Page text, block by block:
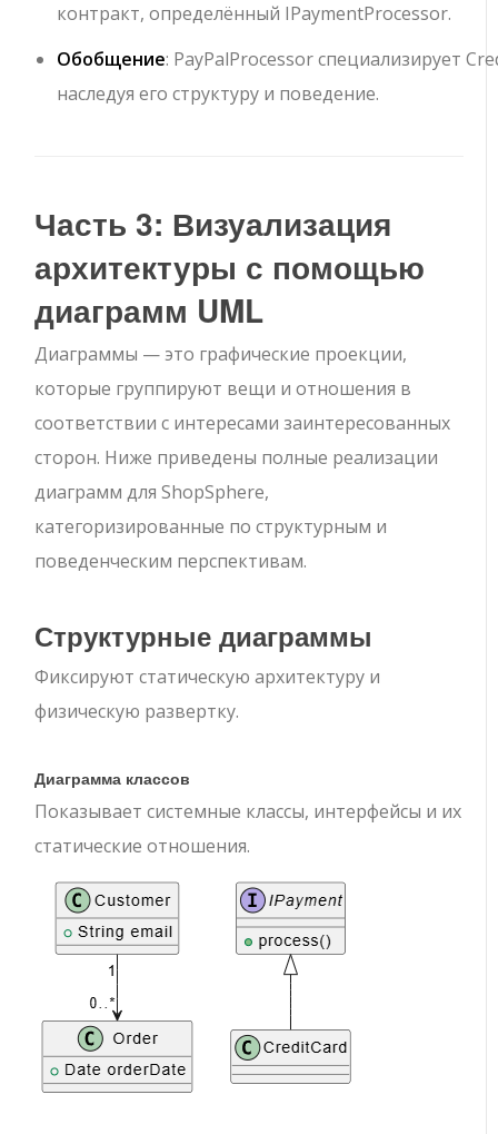
контракт, определённый IPaymentProcessor.
Обобщение: PayPalProcessorспециализирует
наследуя его структуру и поведение.
Часть 3: Визуализация
архитектуры с помощью
диаграмм UML
Диаграммы — это графические проекции,
которые группируют вещи и отношения в
соответствии с интересами заинтересованных
сторон. Ниже приведены полные реализации
диаграмм для ShopSphere,
категоризированные по структурным и
поведенческим перспективам.
Структурные диаграммы
Фиксируют статическую архитектуру и
физическую развертку.
Диаграмма классов
Показывает системные классы, интерфейсы и их
статические отношения.